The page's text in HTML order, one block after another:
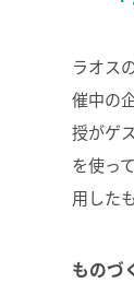
ラオス
催中の
授がゲ
を使っ
用した
ものづ